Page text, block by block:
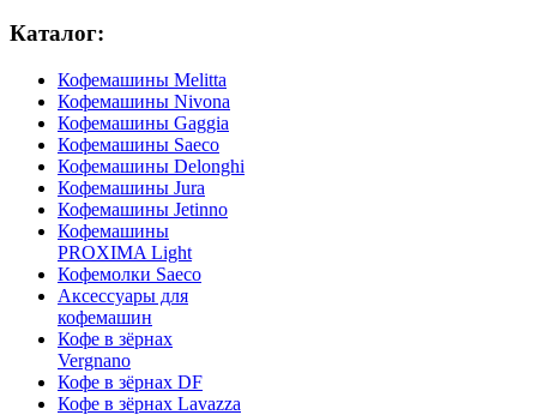
Каталог:
Кофемашины Melitta
Кофемашины Nivona
Кофемашины Gaggia
Кофемашины Saeco
Кофемашины Delonghi
Кофемашины Jura
Кофемашины Jetinno
Кофемашины
PROXIMA Light
Кофемолки Saeco
Аксессуары для
кофемашин
Кофе в зёрнах
Vergnano
Кофе в зёрнах DF
Кофе в зёрнах Lavazza